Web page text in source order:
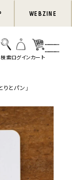
WEBZINE
とパン」